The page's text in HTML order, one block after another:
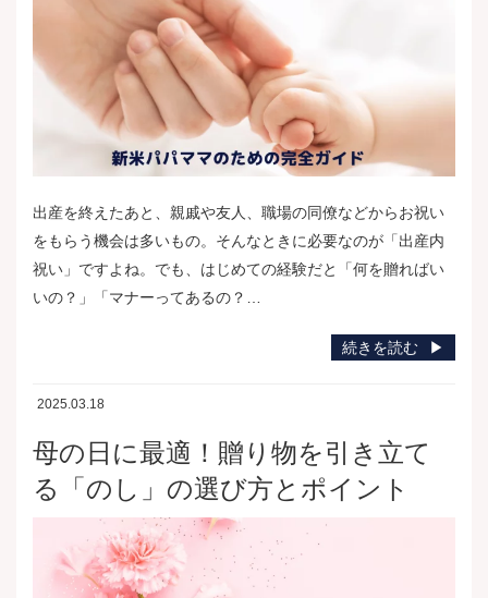
出産を終えたあと、親戚や友人、職場の同僚などからお祝い
をもらう機会は多いもの。そんなときに必要なのが「出産内
祝い」ですよね。でも、はじめての経験だと「何を贈ればい
いの？」「マナーってあるの？…
続きを読む
2025.03.18
母の日に最適！贈り物を引き立て
る「のし」の選び方とポイント